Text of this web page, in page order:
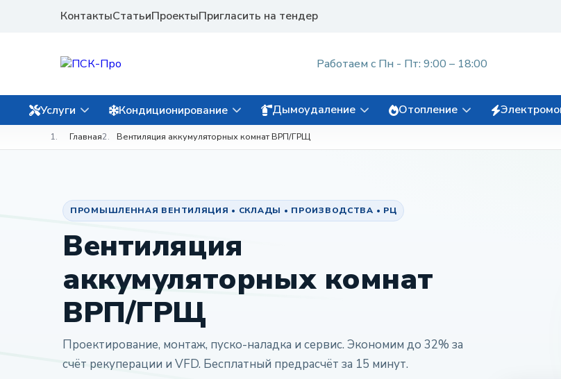
КонтактыСтатьиПроектыПригласить на тендер
Работаем с Пн - Пт: 9:00 – 18:00
Услуги Кондиционирование Дымоудаление Отопление
Главная Вентиляция аккумуляторных комнат ВРП/ГРЩ
ПРОМЫШЛЕННАЯ ВЕНТИЛЯЦИЯ • СКЛАДЫ • ПРОИЗВОДСТВА • РЦ
Вентиляция
аккумуляторных комнат
ВРП/ГРЩ
Проектирование, монтаж, пуско-наладка и сервис. Экономим до 32% за
счёт рекуперации и VFD. Бесплатный предрасчёт за 15 минут.